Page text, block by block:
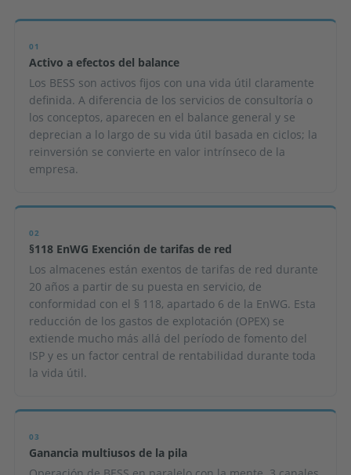
01
Activo a efectos del balance
Los BESS son activos fijos con una vida útil claramente
definida. A diferencia de los servicios de consultoría o
los conceptos, aparecen en el balance general y se
deprecian a lo largo de su vida útil basada en ciclos; la
reinversión se convierte en valor intrínseco de la
empresa.
02
§118 EnWG Exención de tarifas de red
Los almacenes están exentos de tarifas de red durante
20 años a partir de su puesta en servicio, de
conformidad con el § 118, apartado 6 de la EnWG. Esta
reducción de los gastos de explotación (OPEX) se
extiende mucho más allá del período de fomento del
ISP y es un factor central de rentabilidad durante toda
la vida útil.
03
Ganancia multiusos de la pila